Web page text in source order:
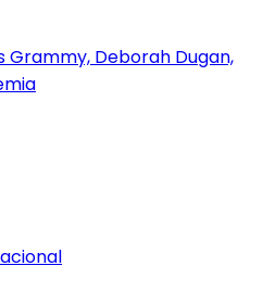
Grammy, Deborah Dugan,